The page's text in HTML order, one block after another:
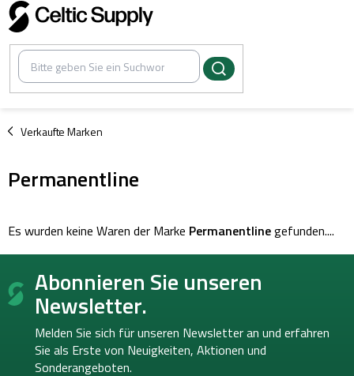
Zum
Inhalt
springen
Verkaufte Marken
/
Permanentline
Es wurden keine Waren der Marke Permanentlinegefunden....
F
ß Abonnieren Sie unseren
Newsletter.
Melden Sie sich für unseren Newsletter an und erfahren
Sie als Erste von Neuigkeiten, Aktionen und
Sonderangeboten.